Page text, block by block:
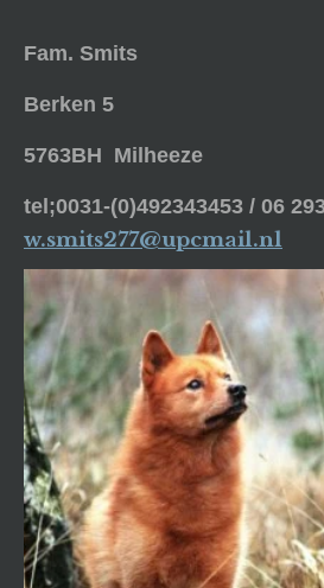
Fam. Smits
Berken 5
5763BH Milheeze
tel;0031-(0)492343453 / 06
w.smits277@upcmail.nl